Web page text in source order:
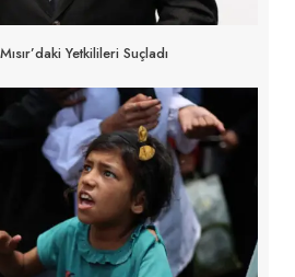
Yetkilileri Suçladı